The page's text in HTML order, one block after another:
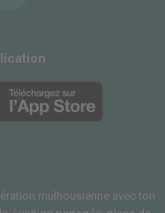
mulhousienne avec ton